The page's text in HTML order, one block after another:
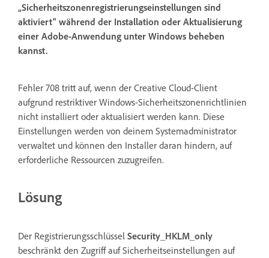
„Sicherheitszonenregistrierungseinstellungen sind
aktiviert“ während der Installation oder Aktualisierung
einer Adobe-Anwendung unter Windows beheben
kannst.
Fehler 708 tritt auf, wenn der Creative Cloud-Client
aufgrund restriktiver Windows-Sicherheitszonenrichtlinien
nicht installiert oder aktualisiert werden kann. Diese
Einstellungen werden von deinem Systemadministrator
verwaltet und können den Installer daran hindern, auf
erforderliche Ressourcen zuzugreifen.
Lösung
Der Registrierungsschlüssel Security_HKLM_only
beschränkt den Zugriff auf Sicherheitseinstellungen auf